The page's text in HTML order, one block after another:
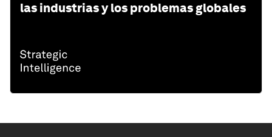
las industrias y los problemas globales